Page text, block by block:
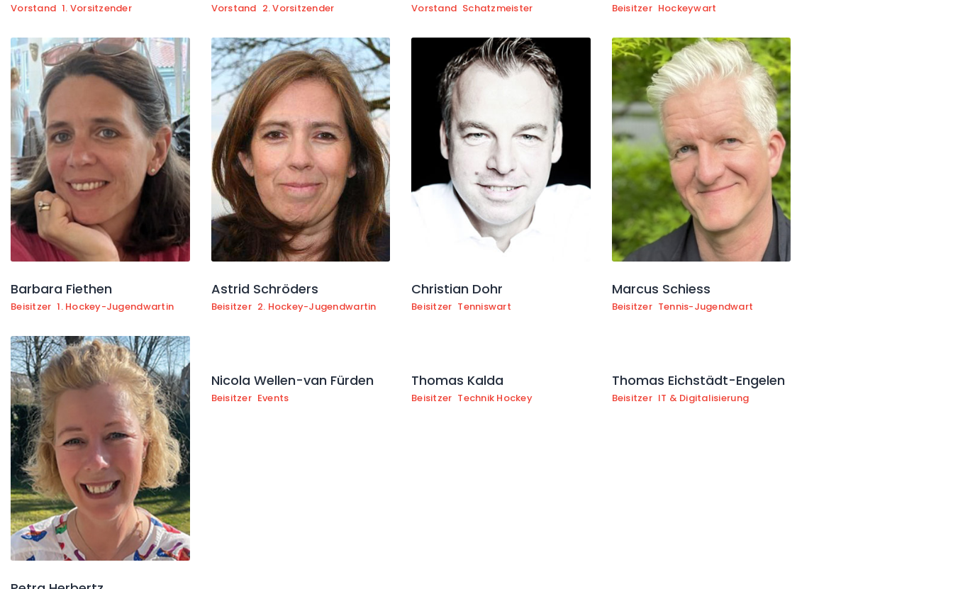
Vorstand 1. Vorsitzender Vorstand 2. Vorsitzender Vorstand Schatzmeister Beisitzer Hockeywart
Barbara Fiethen
Beisitzer 1. Hockey-Jugendwartin
Astrid Schröders
Beisitzer 2. Hockey-Jugendwartin
Christian Dohr
Beisitzer Tenniswart
Marcus Schiess
Beisitzer Tennis-Jugendwart
Nicola Wellen-van Fürden
Beisitzer Events
Thomas Kalda
Beisitzer Technik Hockey
Thomas Eichstädt-Engelen
Beisitzer IT & Digitalisierung